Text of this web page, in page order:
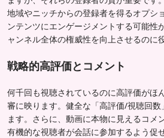
地域やニッチからの登録者を得るオプシ
ンテンツにエンゲージメントする可能性
ャンネル全体の権威性を向上させるのに
戦略的高評価とコメント
何千回も視聴されているのに高評価がほ
審に映ります。健全な「高評価/視聴回数
ます。さらに、動画に本物に見えるコメ
有機的な視聴者が会話に参加するよう